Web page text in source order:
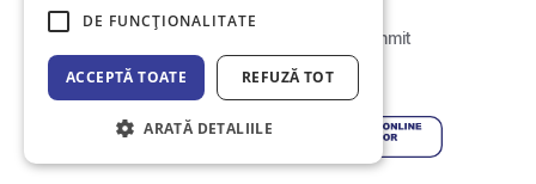
Initial Commit
© Copyright 2026 DirektCar
DE FUNCŢIONALITATE
ACCEPTĂ TOATE REFUZĂ TOT
ARATĂ DETALIILE